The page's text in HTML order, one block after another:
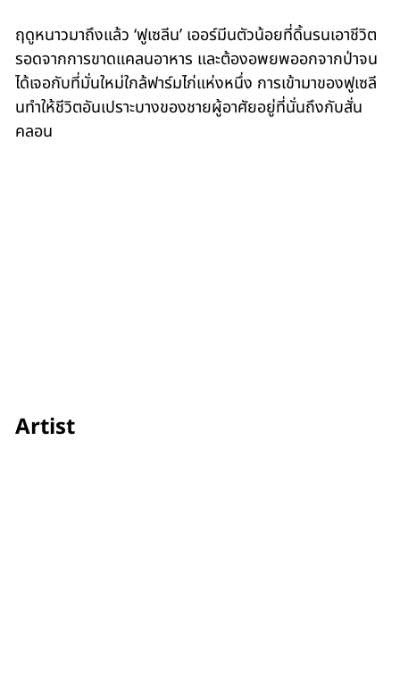
ฤดูหนาวมาถึงแล้ว ‘ฟูเซลีน’ เออร์มีนตัวน้อยที่ดิ้นรนเอาชีวิต
รอดจากการขาดแคลนอาหาร และต้องอพยพออกจากป่าจน
ได้เจอกับที่มั่นใหม่ใกล้ฟาร์มไก่แห่งหนึ่ง การเข้ามาของฟูเซลี
นทำให้ชีวิตอันเปราะบางของชายผู้อาศัยอยู่ที่นั่นถึงกับสั่น
คลอน
Artist